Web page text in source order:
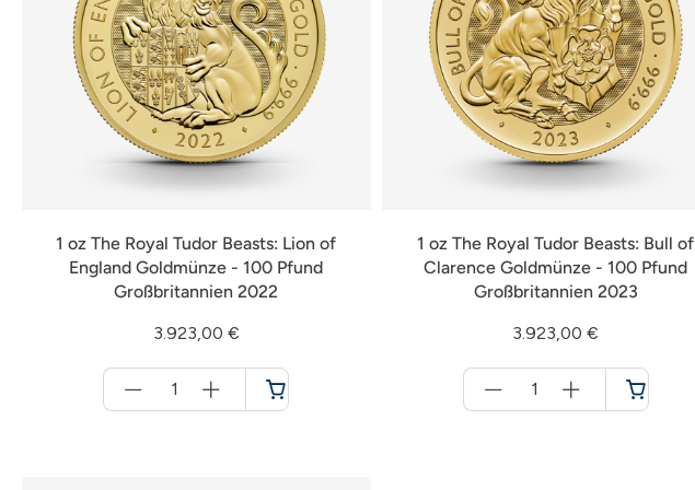
1 oz The Royal Tudor Beasts: Lion of
England Goldmünze - 100 Pfund
Großbritannien 2022
3.923,00 €
1 oz The Royal Tudor Beasts: Bull of
Clarence Goldmünze - 100 Pfund
Großbritannien 2023
3.923,00 €